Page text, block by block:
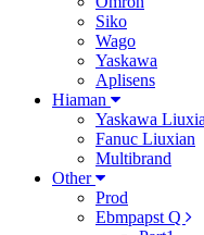
Siko
Wago
Yaskawa
Aplisens
Hiaman
Yaskawa
Fanuc Liuxian
Multibrand
Other
Prod
Ebmpapst Q